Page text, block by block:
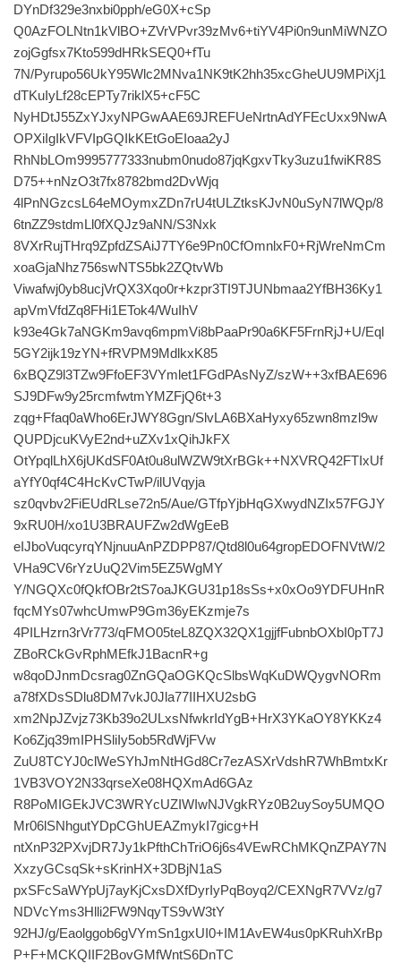
DYnDf329e3nxbi0pph/eG0X+cSp
Q0AzFOLNtn1kVlBO+ZVrVPvr39zMv6+tiYV4Pi0n9unMiWNZO
zojGgfsx7Kto599dHRkSEQ0+fTu
7N/Pyrupo56UkY95Wlc2MNva1NK9tK2hh35xcGheUU9MPiXj1
dTKuIyLf28cEPTy7riklX5+cF5C
NyHDtJ55ZxYJxyNPGwAAE69JREFUeNrtnAdYFEcUxx9NwA
OPXiIgIkVFVIpGQIkKEtGoEIoaa2yJ
RhNbLOm9995777333nubm0nudo87jqKgxvTky3uzu1fwiKR8S
D75++nNzO3t7fx8782bmd2DvWjq
4lPnNGzcsL64eMOymxZDn7rU4tULZtksKJvN0uSyN7lWQp/8
6tnZZ9stdmLl0fXQJz9aNN/S3Nxk
8VXrRujTHrq9ZpfdZSAiJ7TY6e9Pn0CfOmnlxF0+RjWreNmCm
xoaGjaNhz756swNTS5bk2ZQtvWb
Viwafwj0yb8ucjVrQX3Xqo0r+kzpr3TI9TJUNbmaa2YfBH36Ky1
apVmVfdZq8FHi1ETok4/WuIhV
k93e4Gk7aNGKm9avq6mpmVi8bPaaPr90a6KF5FrnRjJ+U/Eql
5GY2ijk19zYN+fRVPM9MdlkxK85
6xBQZ9l3TZw9FfoEF3VYmlet1FGdPAsNyZ/szW++3xfBAE696
SJ9DFw9y25rcmfwtmYMZFjQ6t+3
zqg+Ffaq0aWho6ErJWY8Ggn/SlvLA6BXaHyxy65zwn8mzl9w
QUPDjcuKVyE2nd+uZXv1xQihJkFX
OtYpqlLhX6jUKdSF0At0u8ulWZW9tXrBGk++NXVRQ42FTIxUf
aYfY0qf4C4HcKvCTwP/ilUVqyja
sz0qvbv2FiEUdRLse72n5/Aue/GTfpYjbHqGXwydNZIx57FGJY
9xRU0H/xo1U3BRAUFZw2dWgEeB
eIJboVuqcyrqYNjnuuAnPZDPP87/Qtd8l0u64gropEDOFNVtW/2
VHa9CV6rYzUuQ2Vim5EZ5WgMY
Y/NGQXc0fQkfOBr2tS7oaJKGU31p18sSs+x0xOo9YDFUHnR
fqcMYs07whcUmwP9Gm36yEKzmje7s
4PILHzrn3rVr773/qFMO05teL8ZQX32QX1gjjfFubnbOXbI0pT7J
ZBoRCkGvRphMEfkJ1BacnR+g
w8qoDJnmDcsrag0ZnGQaOGKQcSlbsWqKuDWQygvNORm
a78fXDsSDlu8DM7vkJ0Jla77IIHXU2sbG
xm2NpJZvjz73Kb39o2ULxsNfwkrIdYgB+HrX3YKaOY8YKKz4
Ko6Zjq39mIPHSliIy5ob5RdWjFVw
ZuU8TCYJ0clWeSYhJmNtHGd8Cr7ezASXrVdshR7WhBmtxKr
1VB3VOY2N33qrseXe08HQXmAd6GAz
R8PoMIGEkJVC3WRYcUZIWIwNJVgkRYz0B2uySoy5UMQO
Mr06lSNhgutYDpCGhUEAZmykI7gicg+H
ntXnP32PXvjDR7Jy1kPfthChTriO6j6s4VEwRChMKQnZPAY7N
XxzyGCsqSk+sKrinHX+3DBjN1aS
pxSFcSaWYpUj7ayKjCxsDXfDyrIyPqBoyq2/CEXNgR7VVz/g7
NDVcYms3Hlli2FW9NqyTS9vW3tY
92HJ/g/Eaolggob6gVYmSn1gxUI0+IM1AvEW4us0pKRuhXrBp
P+F+MCKQIIF2BovGMfWntS6DnTC